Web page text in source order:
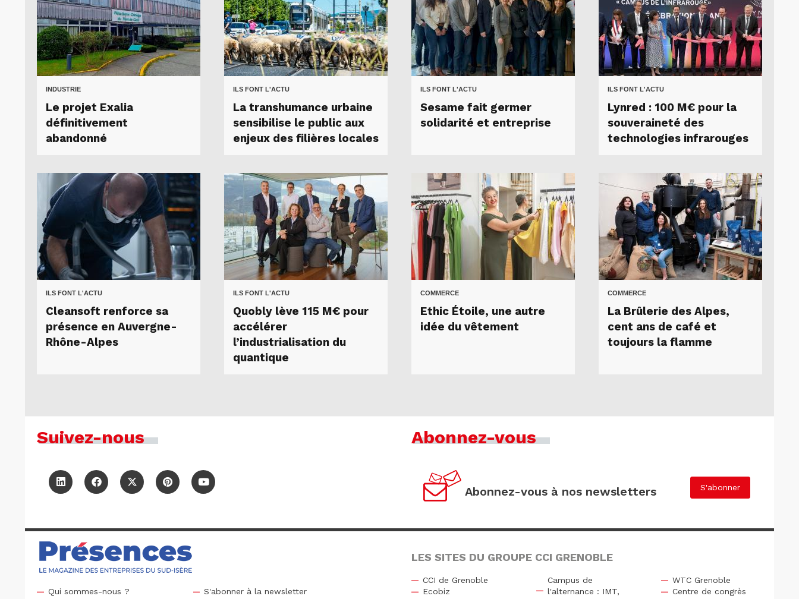
INDUSTRIE
Le projet Exalia
définitivement
abandonné
ILS FONT L'ACTU
La transhumance urbaine
sensibilise le public aux
enjeux des filières locales
ILS FONT L'ACTU
Sesame fait germer
solidarité et entreprise
ILS FONT L'ACTU
Lynred : 100 M€ pour la
souveraineté des
technologies infrarouges
ILS FONT L'ACTU
Cleansoft renforce sa
présence en Auvergne-
Rhône-Alpes
ILS FONT L'ACTU
Quobly lève 115 M€ pour
accélérer
l’industrialisation du
quantique
COMMERCE
Ethic Étoile, une autre
idée du vêtement
COMMERCE
La Brûlerie des Alpes,
cent ans de café et
toujours la flamme
Suivez-nous Abonnez-vous
Abonnez-vous à nos newsletters S'abonner
Qui sommes-nous ?
S'abonner à la newsletter
LES SITES DU GROUPE CCI GRENOBLE
CCI de Grenoble
Ecobiz
Campus de
l'alternance : IMT,
WTC Grenoble
Centre de congrès